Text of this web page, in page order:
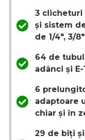
3 clicheturi
și sistem
de 1/4", 3/
64 de
adânci și
6
adaptoare
chiar și în
29 de biți